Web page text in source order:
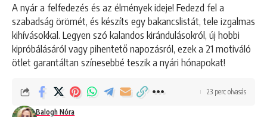
A nyár a felfedezés és az élmények ideje! Fedezd fel a
szabadság örömét, és készíts egy bakancslistát, tele izgalmas
kihívásokkal. Legyen szó kalandos kirándulásokról, új hobbi
kipróbálásáról vagy pihentető napozásról, ezek a 21 motiváló
ötlet garantáltan színesebbé teszik a nyári hónapokat!
Balogh Nóra
23 perc olvasás